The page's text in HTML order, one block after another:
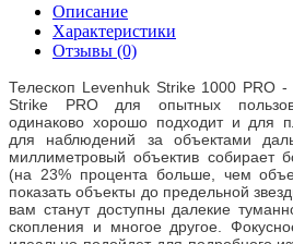
Описание
Характеристики
Отзывы (0)
Телескоп Levenhuk Strike 1000 PRO
Strike PRO для опытных
одинаково хорошо подходит и для
для наблюдений за объектами
миллиметровый объектив собирает
(на 23% процента больше, чем
показать объекты до предельной
вам станут доступны далекие
скопления и многое другое.